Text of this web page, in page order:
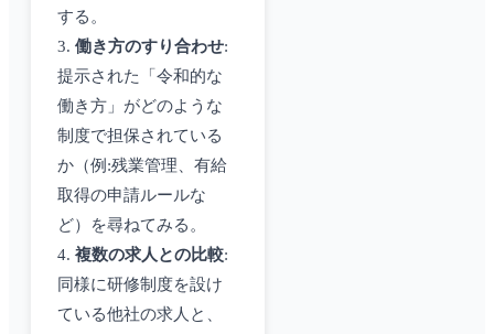
する。
3. 働き方のすり合わせ:
提示された「令和的な
働き方」がどのような
制度で担保されている
か（例:残業管理、有給
取得の申請ルールな
ど）を尋ねてみる。
4. 複数の求人との比較:
同様に研修制度を設け
ている他社の求人と、